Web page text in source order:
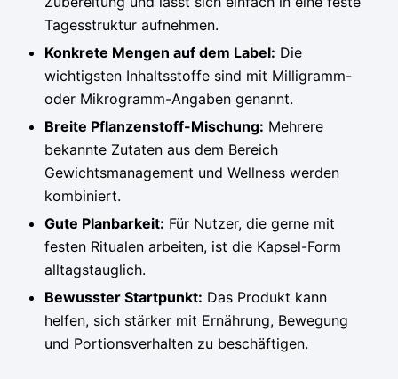
Tagesstruktur aufnehmen.
Konkrete Mengen auf dem Label: Die
wichtigsten Inhaltsstoffe sind mit Milligramm-
oder Mikrogramm-Angaben genannt.
Breite Pflanzenstoff-Mischung: Mehrere
bekannte Zutaten aus dem Bereich
Gewichtsmanagement und Wellness werden
kombiniert.
Gute Planbarkeit: Für Nutzer, die gerne mit
festen Ritualen arbeiten, ist die Kapsel-Form
alltagstauglich.
Bewusster Startpunkt: Das Produkt kann
helfen, sich stärker mit Ernährung, Bewegung
und Portionsverhalten zu beschäftigen.